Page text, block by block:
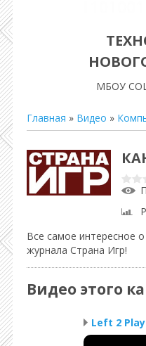
МБОУ
Главная » Видео »
Все самое интересное
журнала Страна Игр!
Видео этого
Left 2